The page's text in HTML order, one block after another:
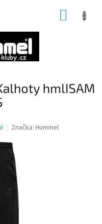
hmlISAM
Značka: Hummel